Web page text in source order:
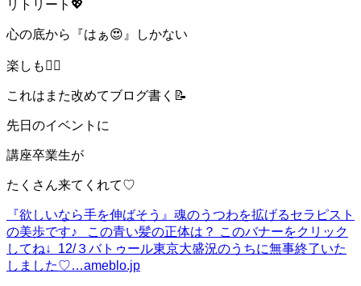
リトリート💖
心の底から『はぁ😍』しかない
楽しも❤️‍🔥
これはまた改めてブログ書く📝
先日のイベントに
講座卒業生が
たくさん来てくれて♡
『欲しいなら手を伸ばそう』 魂のうつわを拡げるセラピスト
の美歩です♪ この青い髪の正体は？ このバナーをクリック
してね↓ 12/３バトゥール東京大盛況のうちに無事終了いた
しました♡…ameblo.jp